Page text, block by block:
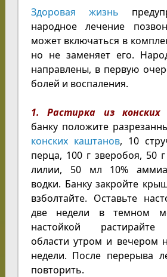
Здоровая жизнь
народное лечение
может включаться в
но не заменяет его.
направлены, в первую
болей и воспаления.
1. Растирка из конских
банку положите
конских каштанов, 10
перца, 100 г зверобоя, 50
лилии, 50 мл 10%
водки. Банку закройте
взболтайте. Оставьте
две недели в темном
настойкой
области утром и вечером
недели. После перерыва
повторить.